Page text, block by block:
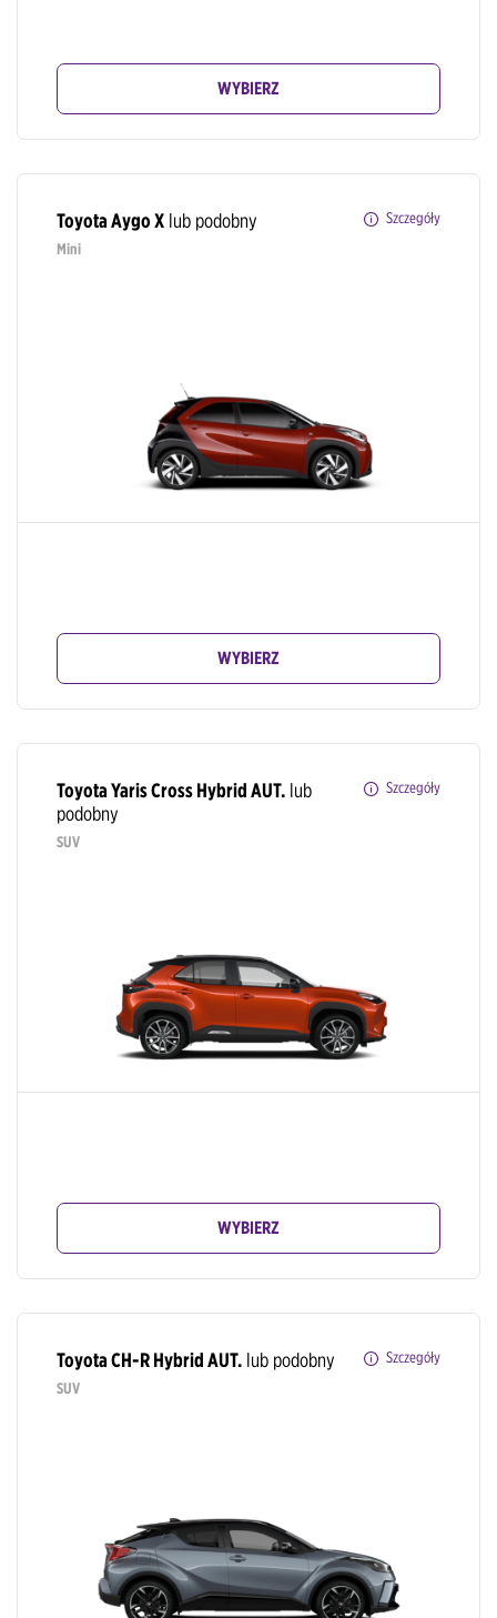
WYBIERZ
Toyota Aygo X lub podobny
Szczegóły
Mini
WYBIERZ
Toyota Yaris Cross Hybrid AUT. lub
podobny
Szczegóły
SUV
WYBIERZ
Toyota CH-R Hybrid AUT. lub podobny
Szczegóły
SUV